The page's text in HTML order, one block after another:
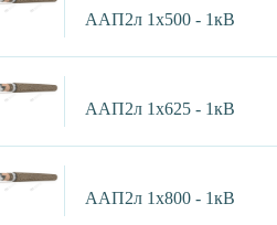
ААП2л 1х500 - 1кВ
ААП2л 1х625 - 1кВ
ААП2л 1х800 - 1кВ